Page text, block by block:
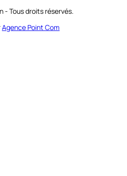
- Tous droits réservés.
Agence Point Com